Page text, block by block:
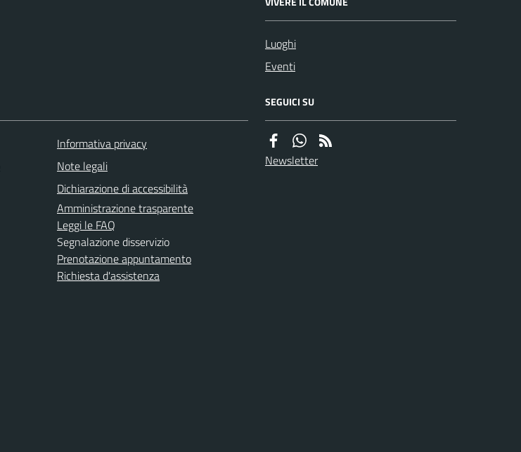
Luoghi
Eventi
Informativa privacy
Note legali
Dichiarazione di accessibilità
Amministrazione trasparente
Leggi le FAQ
Segnalazione disservizio
Prenotazione appuntamento
Richiesta d'assistenza
SEGUICI SU
Newsletter